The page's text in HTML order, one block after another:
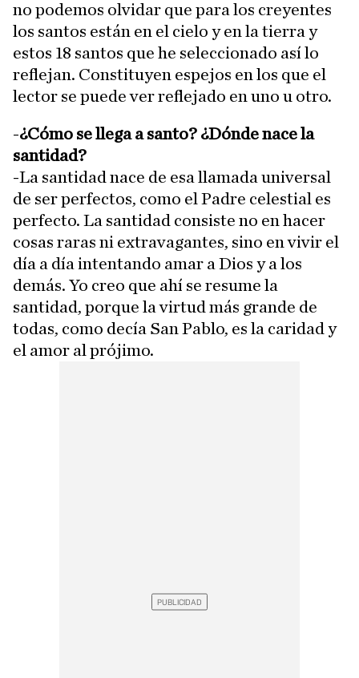
no podemos olvidar que para los creyentes
los santos están en el cielo y en la tierra y
estos 18 santos que he seleccionado así lo
reflejan. Constituyen espejos en los que el
lector se puede ver reflejado en uno u otro.
-¿Cómo se llega a santo? ¿Dónde nace la
santidad?
-La santidad nace de esa llamada universal
de ser perfectos, como el Padre celestial es
perfecto. La santidad consiste no en hacer
cosas raras ni extravagantes, sino en vivir el
día a día intentando amar a Dios y a los
demás. Yo creo que ahí se resume la
santidad, porque la virtud más grande de
todas, como decía San Pablo, es la caridad y
el amor al prójimo.